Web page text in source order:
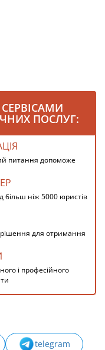
ПОСЛУГ:
питання допоможе
більш ніж 5000 юристів
для отримання
і професійного
telegram